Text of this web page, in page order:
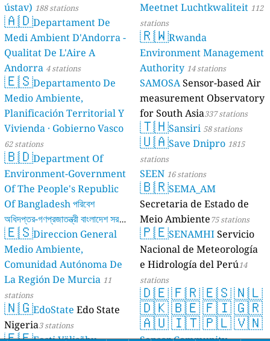
ústav) 188 stations
🇦🇩Departament De
Medi Ambient D'Andorra -
Qualitat De L'Aire A
Andorra 4 stations
🇪🇸Departamento De
Medio Ambiente,
Planificación Territorial Y
Vivienda · Gobierno Vasco
62 stations
🇧🇩Department Of
Environment-Government
Of The People's Republic
Of Bangladesh পরিবেশ
অধিদপ্তর-গণপ্রজাতন্ত্রী বাংলাদেশ সরকার
17 stations
🇪🇸Direccion General
Medio Ambiente,
Comunidad Autónoma De
La Región De Murcia 11
stations
🇳🇬EdoState Edo State
Nigeria3 stations
Meetnet Luchtkwaliteit 112
stations
🇷🇼Rwanda
Environment Management
Authority 14 stations
SAMOSASensor-based Air
measurement Observatory
for South Asia337 stations
🇹🇭Sansiri 58 stations
🇺🇦Save Dnipro 1815
stations
SEEN 16 stations
🇧🇷SEMA_AM
Secretaria de Estado de
Meio Ambiente75 stations
🇵🇪SENAMHIServicio
Nacional de Meteorología
e Hidrología del Perú14
stations
🇩🇪🇫🇷🇪🇸🇳🇱
🇩🇰🇧🇪🇫🇮🇬🇷
🇦🇺🇮🇹🇵🇱🇻🇳